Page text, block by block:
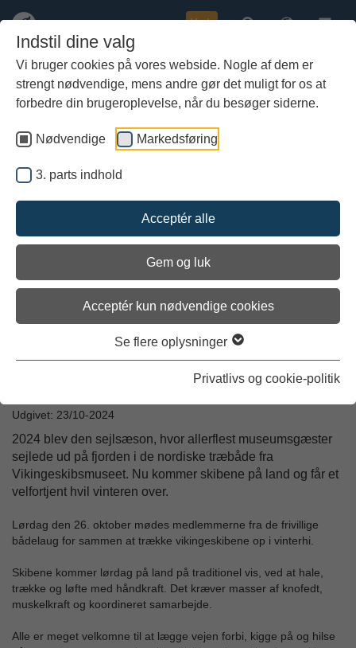
Indstil dine valg
Vi bruger cookies på vores webside. Nogle af dem er
strengt nødvendige, mens andre gør det muligt for os at
forbedre din brugeroplevelse, når du besøger siderne.
Nødvendige Markedsføring
3. parts indhold
Acceptér alle
Gem og luk
Acceptér kun nødvendige cookies
Se flere oplysninger
Privatlivs og cookie-politik
indhold
Køb
Vikingeskibene og deres
efterkommere skal på land efter
rekordår
Udgivet: 23/10-2024
2024 blev den sejlsæson, hvor allerflest museumsgæster
sejlede ud på fjorden i de nordiske træbåde fra
Vikingeskibsmuseet. Nu kommer skibene på land og får et
velfortjent hvil vinteren over.
Lørdag den 26. oktober mødes medlemmerne fra de frivillige
bådelaug for sammen at trække vikingeskibene op i vinterhi.
Skibene kommer lørdag på land på traditionel vis, ved at hale,
trække og løfte med håndkraft. Det kræver masser af knofedt,
muskelkraft og koordineret samarbejde.
Alle er meget velkomne til at lægge vejen forbi, kigge på og hilse